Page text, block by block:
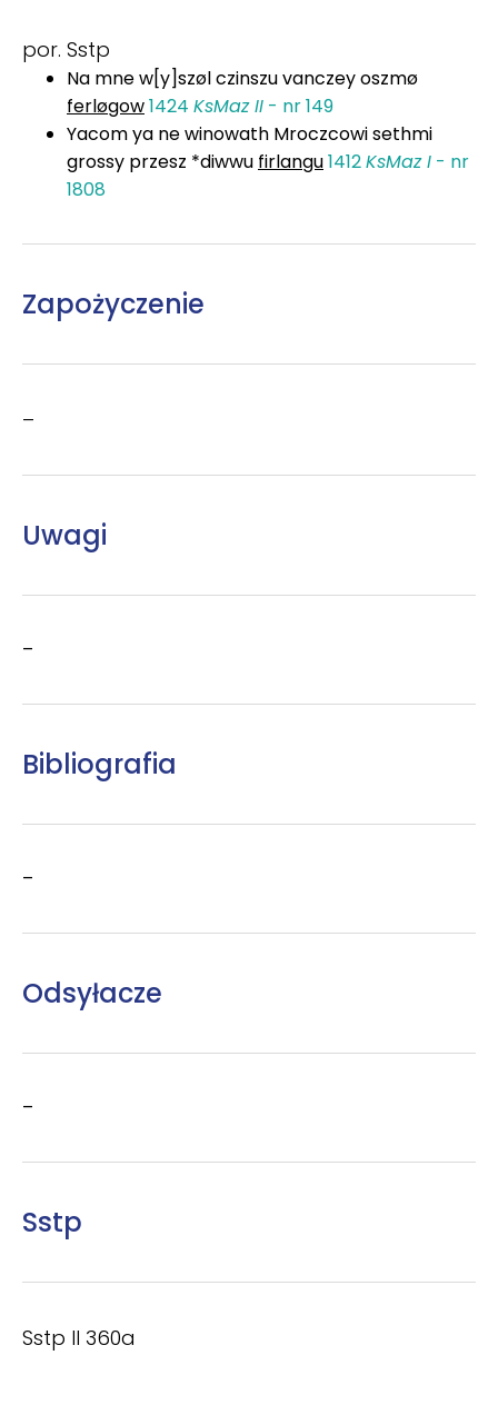
por. Sstp
Na mne w[y]szøl czinszu vanczey oszmø
ferløgow1424 KsMaz II - nr 149
Yacom ya ne winowath Mroczcowi sethmi
grossy przesz *diwwu firlangu1412KsMaz I - nr
1808
Zapożyczenie
–
Uwagi
–
Bibliografia
–
Odsyłacze
–
Sstp
Sstp II 360a